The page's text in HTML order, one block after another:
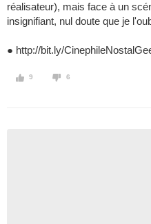
réalisateur), mais face à un
insignifiant, nul doute que je
● http://bit.ly/
9 6